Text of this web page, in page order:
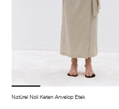
Natürel Noli Keten Anvelop Etek